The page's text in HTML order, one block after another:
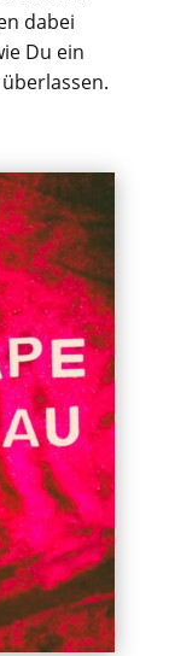
dabei
Du ein